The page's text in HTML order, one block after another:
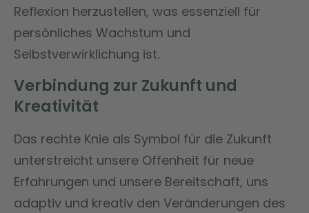
Reflexion herzustellen, was essenziell für
persönliches Wachstum und
Selbstverwirklichung ist.
Verbindung zur Zukunft und
Kreativität
Das rechte Knie als Symbol für die Zukunft
unterstreicht unsere Offenheit für neue
Erfahrungen und unsere Bereitschaft, uns
adaptiv und kreativ den Veränderungen des